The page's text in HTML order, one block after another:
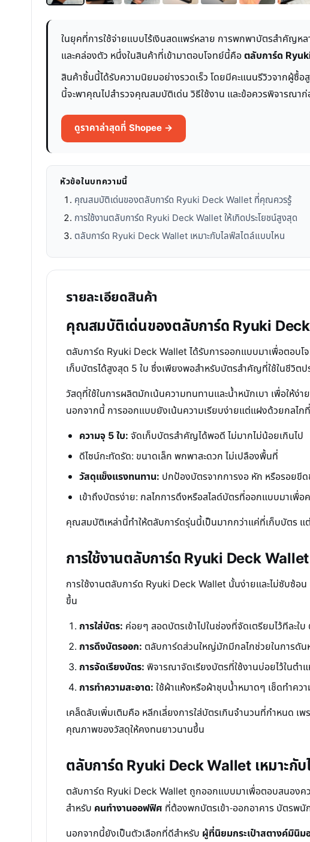
ในยุคที่การใช้จ่ายแบบไร้เงินสดแพร่หลาย การพกพาบัตรสำคัญห
และคล่องตัว หนึ่งในสินค้าที่เข้ามาตอบโจทย์นี้คือตลับการ์ด
สินค้าชิ้นนี้ได้รับความนิยมอย่างรวดเร็ว โดยมีคะแนนรีวิวจากผู้ซื้อ
นี้จะพาคุณไปสำรวจคุณสมบัติเด่น วิธีใช้งาน และข้อควรพิจารณา
ดูราคาล่าสุดที่ Shopee →
หัวข้อในบทความนี้
คุณสมบัติเด่นของตลับการ์ด Ryuki Deck Wallet ที่คุณควรรู้
การใช้งานตลับการ์ด Ryuki Deck Wallet ให้เกิดประโยชน์สูงสุด
ตลับการ์ด Ryuki Deck Wallet เหมาะกับไลฟ์สไตล์แบบไหน
รายละเอียดสินค้า
คุณสมบัติเด่นของตลับการ์ด Ryuki
ตลับการ์ด Ryuki Deck Wallet ได้รับการออกแบบมาเพื่อตอบ
เก็บบัตรได้สูงสุด 5 ใบ ซึ่งเพียงพอสำหรับบัตรสำคัญที่ใช้ในชีวิตป
วัสดุที่ใช้ในการผลิตมักเน้นความทนทานและน้ำหนักเบา เพื่อให้ง่
นอกจากนี้ การออกแบบยังเน้นความเรียบง่ายแต่แฝงด้วยกลไกที่
ความจุ 5 ใบ: จัดเก็บบัตรสำคัญได้พอดี ไม่มากไม่น้อยเกินไป
ดีไซน์กะทัดรัด: ขนาดเล็ก พกพาสะดวก ไม่เปลืองพื้นที่
วัสดุแข็งแรงทนทาน: ปกป้องบัตรจากการงอ หัก หรือรอยขี
เข้าถึงบัตรง่าย: กลไกการดึงหรือสไลด์บัตรที่ออกแบบมาเพื่อ
คุณสมบัติเหล่านี้ทำให้ตลับการ์ดรุ่นนี้เป็นมากกว่าแค่ที่เก็บบัตร แ
การใช้งานตลับการ์ด Ryuki Deck
การใช้งานตลับการ์ด Ryuki Deck Wallet นั้นง่ายและไม่ซับซ้อ
ขึ้น
การใส่บัตร: ค่อยๆ สอดบัตรเข้าไปในช่องที่จัดเตรียมไว้ทีละ
การดึงบัตรออก: ตลับการ์ดส่วนใหญ่มักมีกลไกช่วยในการดั
การจัดเรียงบัตร: พิจารณาจัดเรียงบัตรที่ใช้งานบ่อยไว้ในตำ
การทำความสะอาด: ใช้ผ้าแห้งหรือผ้าชุบน้ำหมาดๆ เช็ดทำคว
เคล็ดลับเพิ่มเติมคือ หลีกเลี่ยงการใส่บัตรเกินจำนวนที่กำหนด เ
คุณภาพของวัสดุให้คงทนยาวนานขึ้น
ตลับการ์ด Ryuki Deck Wallet เหมาะกั
ตลับการ์ด Ryuki Deck Wallet ถูกออกแบบมาเพื่อตอบสนองค
สำหรับ คนทำงานออฟฟิศ ที่ต้องพกบัตรเข้า-ออกอาคาร บัตรพนั
นอกจากนี้ยังเป็นตัวเลือกที่ดีสำหรับ ผู้ที่นิยมกระเป๋าสตางค์มินิม